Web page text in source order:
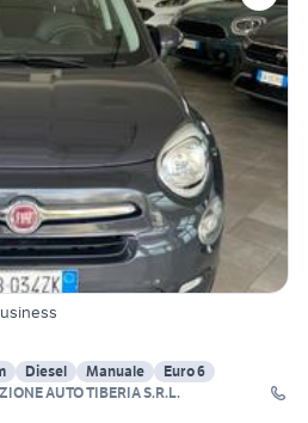
Diesel Manuale
Euro 6
AUTO TIBERIA S.R.L.